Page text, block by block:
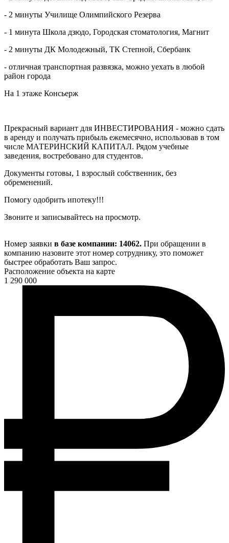
- 2 минуты Училище Олимпийского Резерва
- 1 минута Школа дзюдо, Городская стоматология, Магнит
- 2 минуты ДК Молодежный, ТК Степной, Сбербанк
- отличная транспортная развязка, можно уехать в любой
район города
На 1 этаже Консьерж
Прекрасный вариант для ИНВЕСТИРОВАНИЯ - можно сдать
в аренду и получать прибыль ежемесячно, использовав в том
числе МАТЕРИНСКИЙ КАПИТАЛ. Рядом учебные
заведения, востребовано для студентов.
Документы готовы, 1 взрослый собственник, без
обременений.
Помогу одобрить ипотеку!!!
Звоните и записывайтесь на просмотр.
Номер заявки в базе компании: 14062. При обращении в
компанию назовите этот номер сотруднику, это поможет
быстрее обработать Ваш запрос.
Расположение объекта на карте
1 290 000